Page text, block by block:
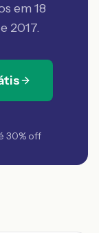
em 18
2017.
30% off